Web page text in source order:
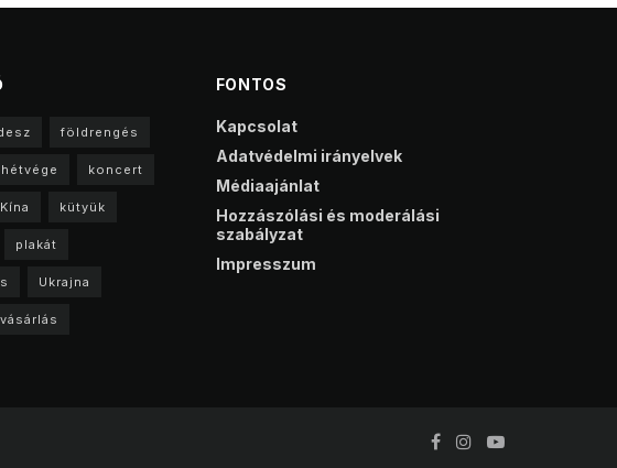
földrengés
hétvége koncert
Kína kütyük
plakát
Ukrajna
vásárlás
FONTOS
Kapcsolat
Adatvédelmi irányelvek
Médiaajánlat
Hozzászólási és moderálási
szabályzat
Impresszum